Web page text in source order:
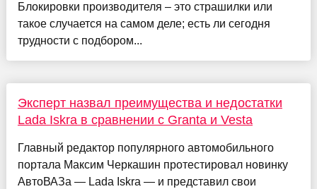
Блокировки производителя – это страшилки или
такое случается на самом деле; есть ли сегодня
трудности с подбором...
Эксперт назвал преимущества и недостатки
Lada Iskra в сравнении с Granta и Vesta
Главный редактор популярного автомобильного
портала Максим Черкашин протестировал новинку
АвтоВАЗа — Lada Iskra — и представил свои